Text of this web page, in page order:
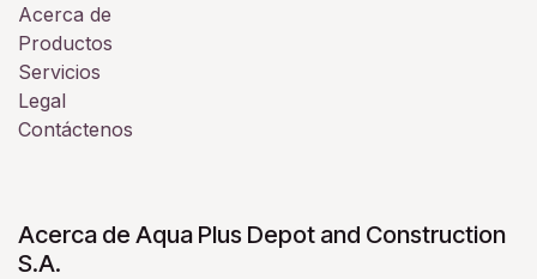
Acerca de
Productos
Servicios
Legal
Contáctenos
Acerca de Aqua Plus Depot and Construction
S.A.